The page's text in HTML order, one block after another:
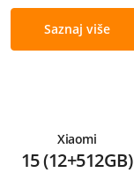
Saznaj više
Xiaomi
15 (12+512GB)